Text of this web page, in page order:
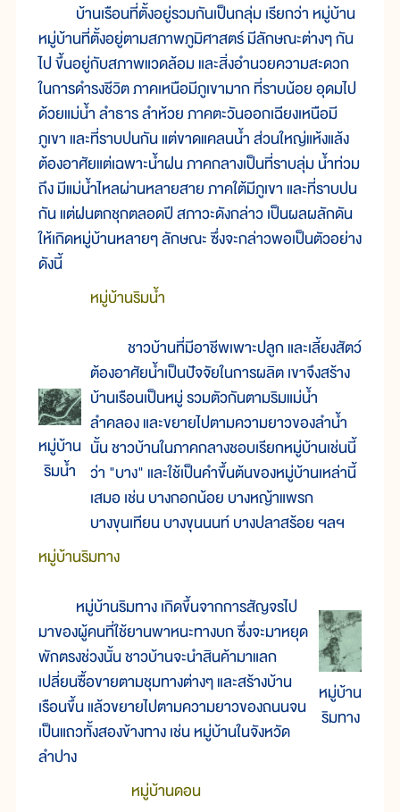
บ้านเรือนที่ตั้งอยู่รวมกันเป็นกลุ่ม เรียกว่า หมู่บ้าน
หมู่บ้านที่ตั้งอยู่ตามสภาพภูมิศาสตร์ มีลักษณะต่างๆ กัน
ไป ขึ้นอยู่กับสภาพแวดล้อม และสิ่งอำนวยความสะดวก
ในการดำรงชีวิต ภาคเหนือมีภูเขามาก ที่ราบน้อย อุดมไป
ด้วยแม่น้ำ ลำธาร ลำห้วย ภาคตะวันออกเฉียงเหนือมี
ภูเขา และที่ราบปนกัน แต่ขาดแคลนน้ำ ส่วนใหญ่แห้งแล้ง
ต้องอาศัยแต่เฉพาะน้ำฝน ภาคกลางเป็นที่ราบลุ่ม น้ำท่วม
ถึง มีแม่น้ำไหลผ่านหลายสาย ภาคใต้มีภูเขา และที่ราบปน
กัน แต่ฝนตกชุกตลอดปี สภาวะดังกล่าว เป็นผลผลักดัน
ให้เกิดหมู่บ้านหลายๆ ลักษณะ ซึ่งจะกล่าวพอเป็นตัวอย่าง
ดังนี้
หมู่บ้าน
ริมน้ำ
หมู่บ้านริมน้ำ
ชาวบ้านที่มีอาชีพเพาะปลูก และเลี้ยงสัตว์
ต้องอาศัยน้ำเป็นปัจจัยในการผลิต เขาจึงสร้าง
บ้านเรือนเป็นหมู่ รวมตัวกันตามริมแม่น้ำ
ลำคลอง และขยายไปตามความยาวของลำน้ำ
นั้น ชาวบ้านในภาคกลางชอบเรียกหมู่บ้านเช่นนี้
ว่า "บาง" และใช้เป็นคำขึ้นต้นของหมู่บ้านเหล่านี้
เสมอ เช่น บางกอกน้อย บางหญ้าแพรก
บางขุนเทียน บางขุนนนท์ บางปลาสร้อย ฯลฯ
หมู่บ้านริมทาง
หมู่บ้านริมทาง เกิดขึ้นจากการสัญจรไป
มาของผู้คนที่ใช้ยานพาหนะทางบก ซึ่งจะมาหยุด
พักตรงช่วงนั้น ชาวบ้านจะนำสินค้ามาแลก
เปลี่ยนซื้อขายตามชุมทางต่างๆ และสร้างบ้าน
เรือนขึ้น แล้วขยายไปตามความยาวของถนนจน
เป็นแถวทั้งสองข้างทาง เช่น หมู่บ้านในจังหวัด
ลำปาง
หมู่บ้าน
ริมทาง
หมู่บ้านดอน